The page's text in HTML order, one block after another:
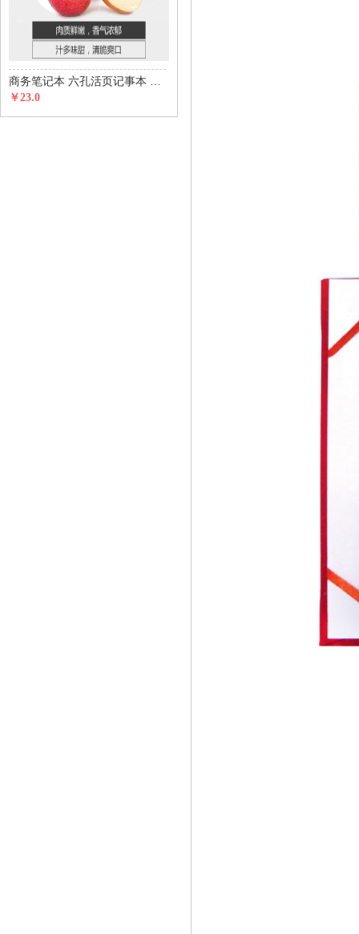
商务笔记本 六孔活页记事本 五金磁铁搭扣款
￥23.0